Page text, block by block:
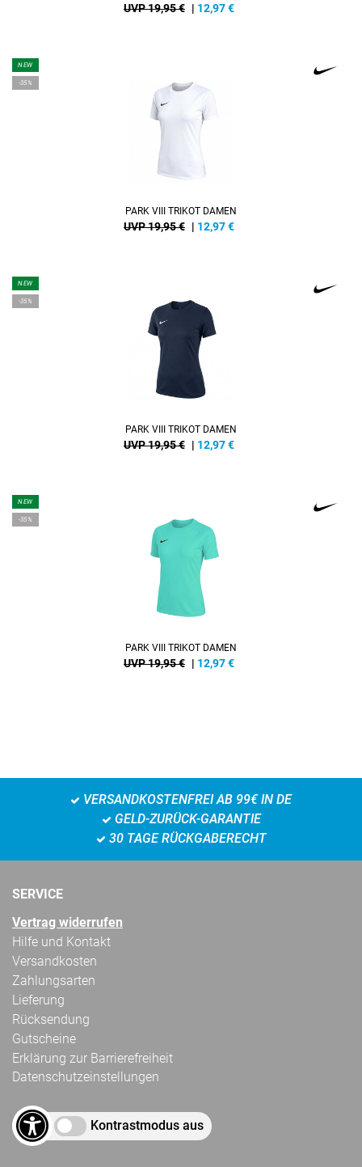
UVP 19,95 € | 12,97€
NEW
-35%
PARK VIII TRIKOT DAMEN
UVP 19,95 € | 12,97€
NEW
-35%
PARK VIII TRIKOT DAMEN
UVP 19,95 € | 12,97€
NEW
-35%
PARK VIII TRIKOT DAMEN
UVP 19,95 € | 12,97€
VERSANDKOSTENFREI AB 99€ IN DE
GELD-ZURÜCK-GARANTIE
30 TAGE RÜCKGABERECHT
SERVICE
Vertrag widerrufen
Hilfe und Kontakt
Versandkosten
Zahlungsarten
Lieferung
Rücksendung
Gutscheine
Erklärung zur Barrierefreiheit
Datenschutzeinstellungen
Kontrastmodus aus